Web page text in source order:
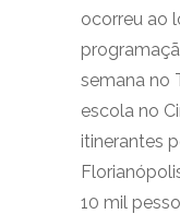
ocorreu ao
semana no
escola no
itinerantes
10 mil